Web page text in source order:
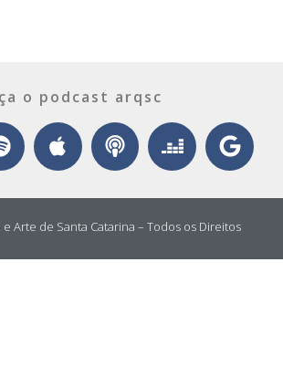
o podcast arqsc
Arte de Santa Catarina – Todos os Direitos